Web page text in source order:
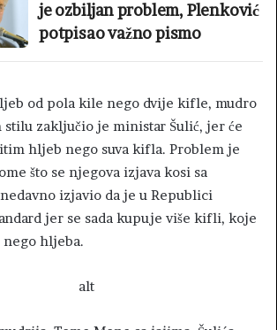
je ozbiljan problem, Plenković
potpisao važno pismo
od pola kile nego dvije kifle, mudro
stilu zaključio je ministar Šulić, jer će
hljeb nego suva kifla. Problem je
što se njegova izjava kosi sa
izjavio da je u Republici
jer se sada kupuje više kifli, koje
nego hljeba.